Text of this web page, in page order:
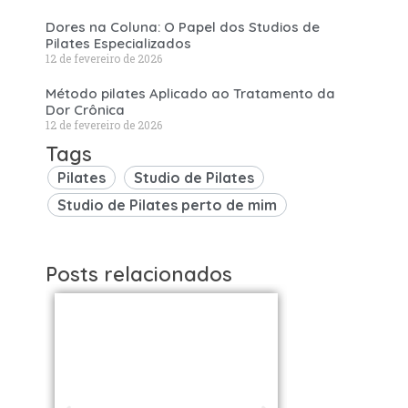
Dores na Coluna: O Papel dos Studios de
Pilates Especializados
12 de fevereiro de 2026
Método pilates Aplicado ao Tratamento da
Dor Crônica
12 de fevereiro de 2026
Tags
Pilates
Studio de Pilates
Studio de Pilates perto de mim
Posts relacionados